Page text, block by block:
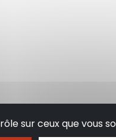
sur ceux que vous